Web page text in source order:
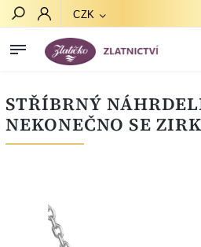
CZK
STŘÍBRNÝ
NEKONEČNO SE